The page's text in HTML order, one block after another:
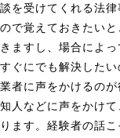
を受けてくれる法
で覚えておきたい
ますし、場合によ
ぐにでも解決した
者に声をかけるの
人などに声をかけ
ます。経験者の話